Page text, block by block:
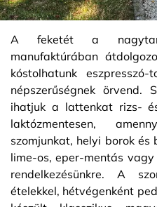
A feketét a
manufaktúrában
kóstolhatunk
népszerűségnek örvend.
ihatjuk a lattenkat rizs-
laktózmentesen,
szomjunkat, helyi borok és
lime-os, eper-mentás
rendelkezésünkre. A
ételekkel, hétvégenként